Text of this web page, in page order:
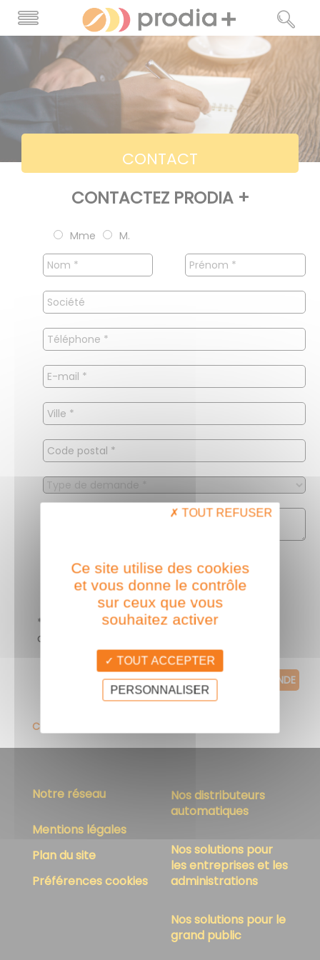
CONTACT
CONTACTEZ PRODIA +
Mme M.
* Veuillez remplir tous les champs
obligatoires
CONTACTER UN ADHÉRENT
Notre réseau
Mentions légales
Plan du site
Préférences cookies
Nos distributeurs
automatiques
Nos solutions pour
les entreprises et les
administrations
Nos solutions pour le
grand public
Ce site utilise des cookies
et vous donne le contrôle
sur ceux que vous
souhaitez activer
TOUT ACCEPTER
TOUT REFUSER
PERSONNALISER